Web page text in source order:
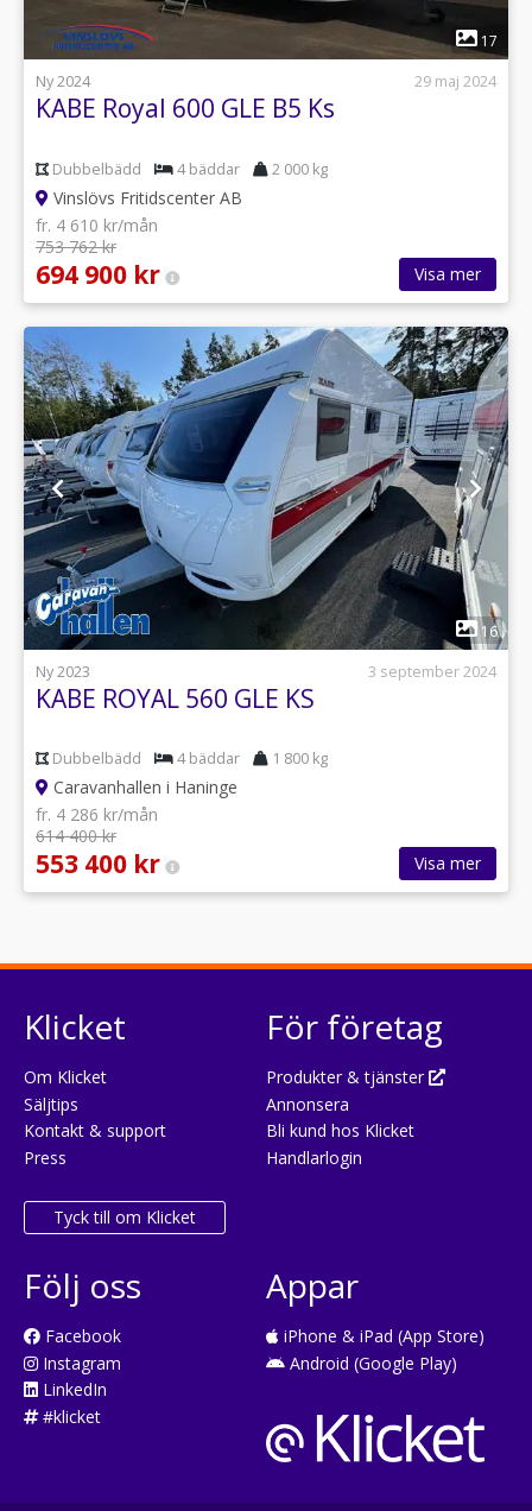
17
Ny 2024
29 maj 2024
KABE Royal 600 GLE B5 Ks
Dubbelbädd 4 bäddar 2 000 kg
Vinslövs Fritidscenter AB
fr. 4 610 kr/mån
753 762 kr
694 900 kr Visa mer
16
Ny 2023
3 september 2024
KABE ROYAL 560 GLE KS
Dubbelbädd 4 bäddar 1 800 kg
Caravanhallen i Haninge
fr. 4 286 kr/mån
614 400 kr
553 400 kr Visa mer
Klicket
Om Klicket
Säljtips
Kontakt & support
Press
Tyck till om Klicket
För företag
Produkter & tjänster
Annonsera
Bli kund hos Klicket
Handlarlogin
Följ oss
Facebook
Instagram
LinkedIn
#klicket
Appar
iPhone & iPad (App Store)
Android (Google Play)